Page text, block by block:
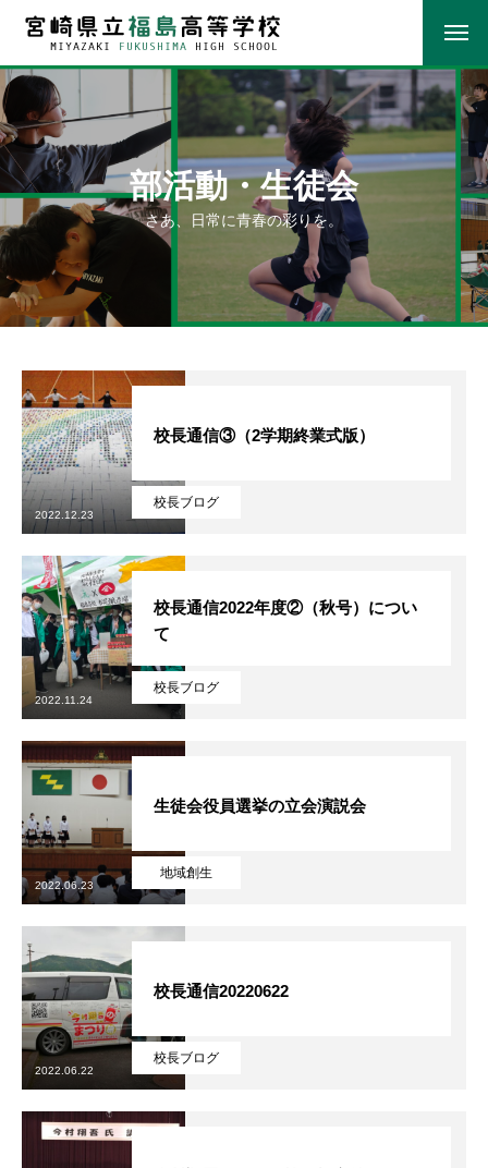
部活動・生徒会
さあ、日常に青春の彩りを。
校長ブログ
校長通信③（2学期終業式版）
2022.12.23
校長ブログ
校長通信2022年度②（秋号）につい
て
2022.11.24
地域創生
生徒会役員選挙の立会演説会
2022.06.23
校長ブログ
校長通信20220622
2022.06.22